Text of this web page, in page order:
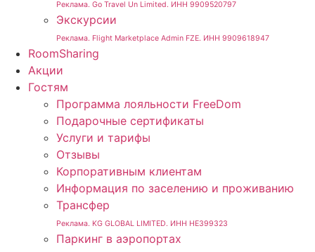
Реклама. Go Travel Un Limited. ИНН 9909520797
Экскурсии
Реклама. Flight Marketplace Admin FZE. ИНН 9909618947
RoomSharing
Акции
Гостям
Программа лояльности FreeDom
Подарочные сертификаты
Услуги и тарифы
Отзывы
Корпоративным клиентам
Информация по заселению и проживанию
Трансфер
Реклама. KG GLOBAL LIMITED. ИНН HE399323
Паркинг в аэропортах